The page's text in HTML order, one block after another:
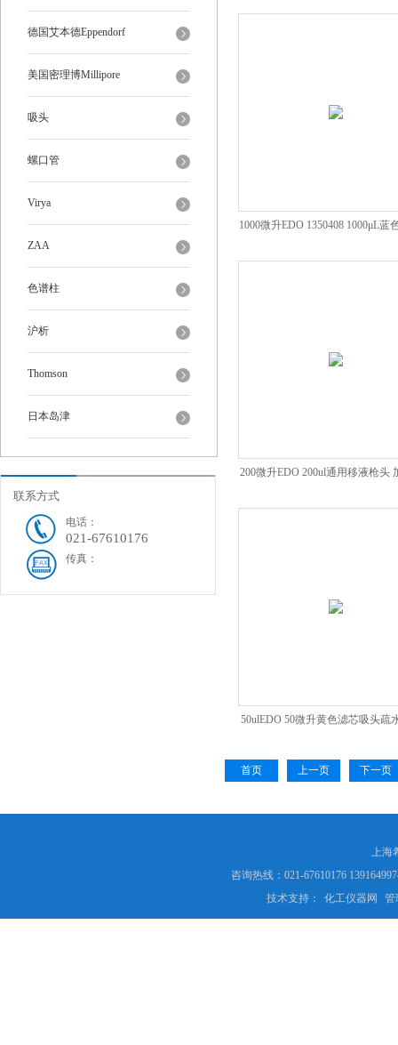
德国艾本德Eppendorf
美国密理博Millipore
吸头
螺口管
Virya
ZAA
色谱柱
沪析
Thomson
日本岛津
联系方式
电话：
021-67610176
传真：
1000微升EDO 1350408 1000μL蓝
200微升EDO 200ul通用移液枪头
50ulEDO 50微升黄色滤芯吸头疏
首页
上一页 下一页
上海
咨询热线：021-67610176
技术支持：
化工仪器网 管